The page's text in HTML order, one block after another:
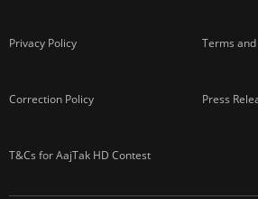
Privacy Policy Terms
Correction Policy Press
T&Cs for AajTak HD Contest